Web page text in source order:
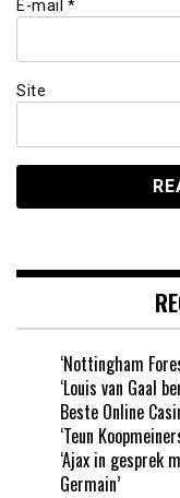
E-mail *
Site
‘Nottingham
‘Louis van Gaal
Beste Online
‘Teun
‘Ajax in gesprek
Germain’